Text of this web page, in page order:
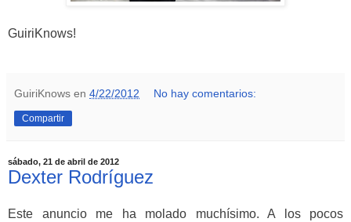
GuiriKnows!
GuiriKnows en 4/22/2012 No hay comentarios:
Compartir
sábado, 21 de abril de 2012
Dexter Rodríguez
Este anuncio me ha molado muchísimo. A los pocos